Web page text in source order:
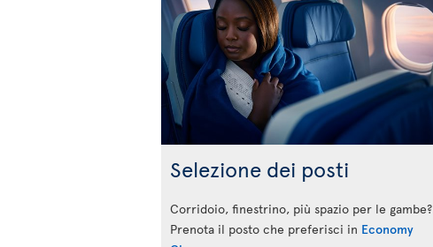
Selezione dei posti
Corridoio, finestrino, più spazio per le gambe?
Prenota il posto che preferisci in Economy